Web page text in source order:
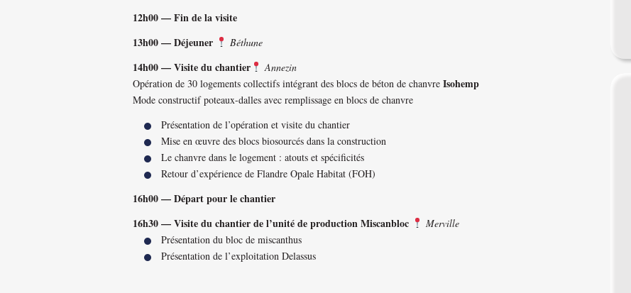
12h00 — Fin de la visite
13h00 — Déjeuner
Béthune
14h00 — Visite du chantier
Annezin
Opération de 30 logements collectifs intégrant des blocs de béton de chanvre Isohemp
Mode constructif poteaux-dalles avec remplissage en blocs de chanvre
Présentation de l’opération et visite du chantier
Mise en œuvre des blocs biosourcés dans la construction
Le chanvre dans le logement : atouts et spécificités
Retour d’expérience de Flandre Opale Habitat (FOH)
16h00 — Départ pour le chantier
16h30 — Visite du chantier de l’unité de production Miscanbloc
Merville
Présentation du bloc de miscanthus
Présentation de l’exploitation Delassus